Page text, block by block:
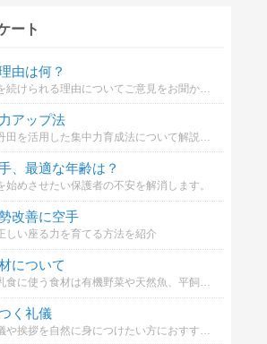
ート
由は何？
アップ法
、最適な年齢は？
始めさせたい保護者の不安を解消します。
改善に空手
しい座る力を育てる方法を紹介
について
お子さんの離乳食に使う食材は有機野菜や天然魚、平飼い卵などこだわっていますか？※私はこだわって選んでいるのですがなんせお高い、、、家計を圧迫しています(´;ω;｀)
く礼儀
お子さまの礼儀や挨拶を自然に身につけたい方におすすめ。